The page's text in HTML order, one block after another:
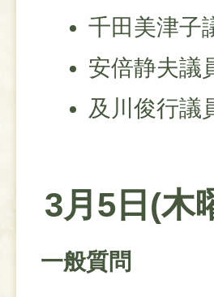
千田美津子
安倍静夫議
及川俊行議
3月5日(木
一般質問